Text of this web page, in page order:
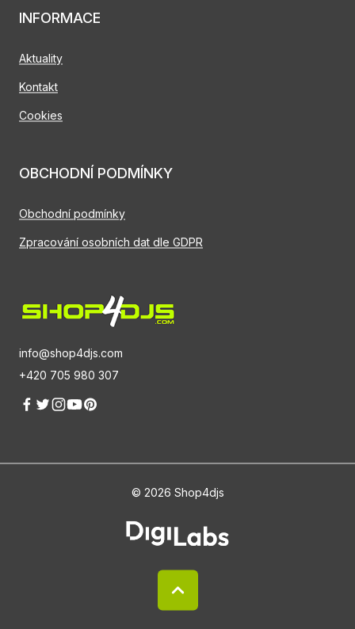
info@shop4djs.com
+420 705 980 307
INFORMACE
Aktuality
Kontakt
Cookies
OBCHODNÍ PODMÍNKY
Obchodní podmínky
Zpracování osobních dat dle GDPR
© 2026 Shop4djs